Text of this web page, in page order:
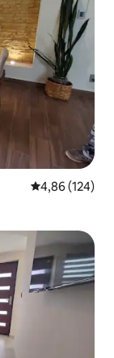
4,86 de uma
4,86 (124)